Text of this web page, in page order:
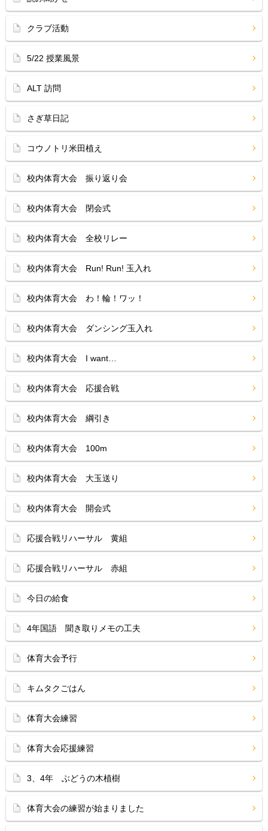
クラブ活動
5/22 授業風景
ALT 訪問
さぎ草日記
コウノトリ米田植え
校内体育大会 振り返り会
校内体育大会 閉会式
校内体育大会 全校リレー
校内体育大会 Run! Run! 玉入れ
校内体育大会 わ！輪！ワッ！
校内体育大会 ダンシング玉入れ
校内体育大会 I want…
校内体育大会 応援合戦
校内体育大会 綱引き
校内体育大会 100m
校内体育大会 大玉送り
校内体育大会 開会式
応援合戦リハーサル 黄組
応援合戦リハーサル 赤組
今日の給食
4年国語 聞き取りメモの工夫
体育大会予行
キムタクごはん
体育大会練習
体育大会応援練習
3、4年 ぶどうの木植樹
体育大会の練習が始まりました